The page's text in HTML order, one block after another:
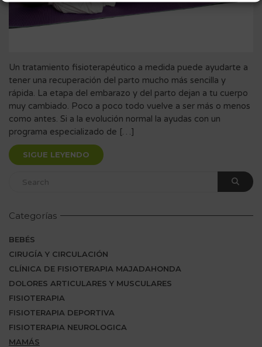
Un tratamiento fisioterapéutico a medida puede ayudarte a
tener una recuperación del parto mucho más sencilla y
rápida. La etapa del embarazo y del parto dejan a tu cuerpo
muy cambiado. Poco a poco todo vuelve a ser más o menos
como antes. Si a la evolución normal la ayudas con un
programa especializado de […]
SIGUE LEYENDO
Categorías
BEBÉS
CIRUGÍA Y CIRCULACIÓN
CLÍNICA DE FISIOTERAPIA MAJADAHONDA
DOLORES ARTICULARES Y MUSCULARES
FISIOTERAPIA
FISIOTERAPIA DEPORTIVA
FISIOTERAPIA NEUROLOGICA
MAMÁS